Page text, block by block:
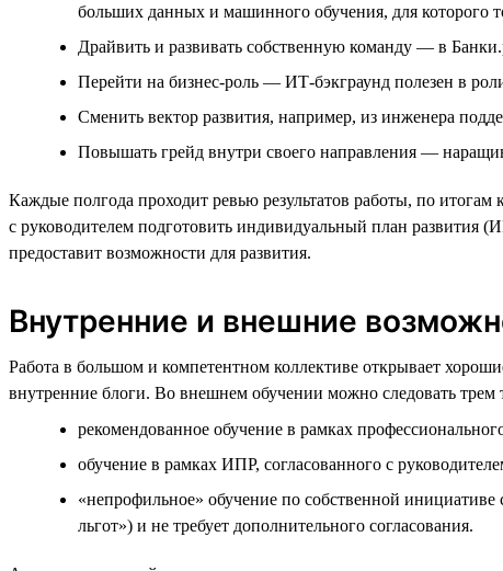
больших данных и машинного обучения, для которого
Драйвить и развивать собственную команду — в
Перейти на бизнес-роль — ИТ-бэкграунд полезен в
Сменить вектор развития, например, из инженера
Повышать грейд внутри своего направления —
Каждые полгода проходит ревью результатов работы, по
с руководителем подготовить индивидуальный план развития
предоставит возможности для развития.
Внутренние и внешние
Работа в большом и компетентном коллективе открывает
внутренние блоги. Во внешнем обучении можно следовать трем
рекомендованное обучение в рамках
обучение в рамках ИПР, согласованного с
«непрофильное» обучение по собственной
льгот») и не требует дополнительного согласования.